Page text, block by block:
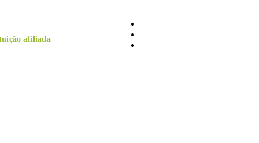
afiliada